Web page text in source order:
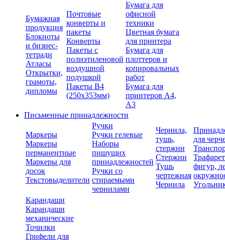
Бумажная
продукция
Блокноты
и бизнес-
тетради
Атласы
Открытки,
грамоты,
дипломы
Почтовые
конверты и
пакеты
Конверты
Пакеты с
полиэтиленовой
воздушной
подушкой
Пакеты В4
(250х353мм)
Бумага для
офисной
техники
Цветная бумага
для принтера
Бумага для
плоттеров и
копировальных
работ
Бумага для
принтеров А4,
А3
Письменные принадлежности
Маркеры
Маркеры
перманентные
Маркеры для
досок
Текстовыделители
Ручки
Ручки гелевые
Наборы
пишущих
принадлежностей
Ручки со
стираемыми
чернилами
Чернила,
тушь,
стержни
Стержни
Тушь
чертежная
Чернила
для
фигур,
Карандаши
Карандаши
механические
Точилки
Грифели для